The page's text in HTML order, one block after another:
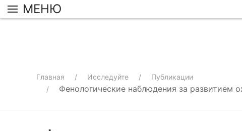
МЕНЮ
Главная Исследуйте Публикации
Фенологические наблюдения за развитием